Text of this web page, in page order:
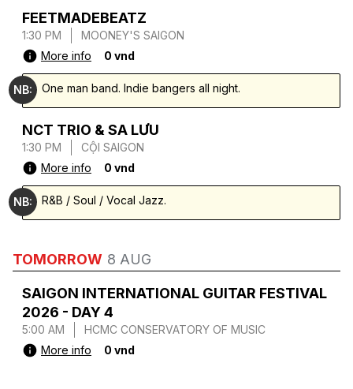
FEETMADEBEATZ
1:30 PM
MOONEY'S SAIGON
More info
0 vnd
NB: One man band. Indie bangers all night.
NCT TRIO & SA LƯU
1:30 PM
CỘI SAIGON
More info
0 vnd
NB: R&B / Soul / Vocal Jazz.
TOMORROW 8 AUG
SAIGON INTERNATIONAL GUITAR FESTIVAL
2026 - DAY 4
5:00 AM
HCMC CONSERVATORY OF MUSIC
More info
0 vnd